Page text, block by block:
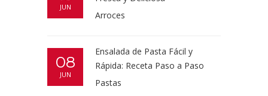
JUN
Arroces
08
JUN
Ensalada de Pasta Fácil y
Rápida: Receta Paso a Paso
Pastas